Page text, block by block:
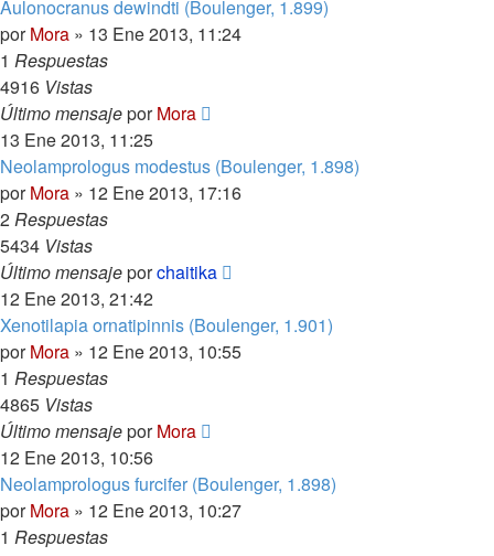
Aulonocranus dewindti (Boulenger, 1.899)
porMora » 13 Ene 2013, 11:24
1 Respuestas
4916 Vistas
Último mensajeporMora
13 Ene 2013, 11:25
Neolamprologus modestus (Boulenger, 1.898)
porMora » 12 Ene 2013, 17:16
2Respuestas
5434 Vistas
Último mensajeporchaitika
12 Ene 2013, 21:42
Xenotilapia ornatipinnis (Boulenger, 1.901)
porMora » 12 Ene 2013, 10:55
1 Respuestas
4865 Vistas
Último mensajeporMora
12 Ene 2013, 10:56
Neolamprologus furcifer (Boulenger, 1.898)
porMora » 12 Ene 2013, 10:27
1 Respuestas